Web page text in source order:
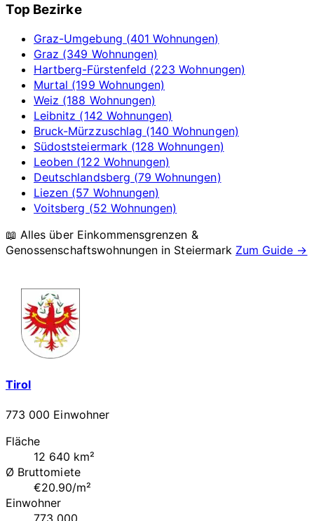
Top Bezirke
Graz-Umgebung (401 Wohnungen)
Graz (349 Wohnungen)
Hartberg-Fürstenfeld (223 Wohnungen)
Murtal (199 Wohnungen)
Weiz (188 Wohnungen)
Leibnitz (142 Wohnungen)
Bruck-Mürzzuschlag (140 Wohnungen)
Südoststeiermark (128 Wohnungen)
Leoben (122 Wohnungen)
Deutschlandsberg (79 Wohnungen)
Liezen (57 Wohnungen)
Voitsberg (52 Wohnungen)
📖 Alles über Einkommensgrenzen &
Genossenschaftswohnungen in Steiermark Zum Guide →
Tirol
773 000 Einwohner
Fläche
12 640 km²
Ø Bruttomiete
€20.90/m²
Einwohner